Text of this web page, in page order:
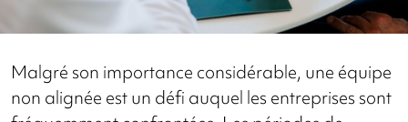
Malgré son importance considérable, une équipe
non alignée est un défi auquel les entreprises sont